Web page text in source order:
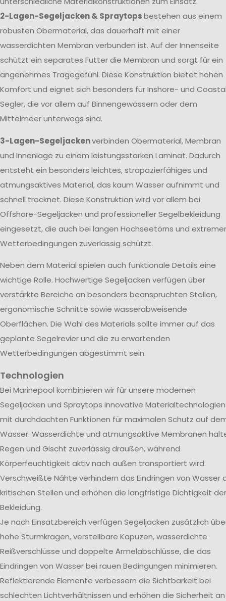
2-Lagen-Segeljacken & Spraytopsbestehen aus einem
robusten Obermaterial, das dauerhaft mit einer
wasserdichten Membran verbunden ist. Auf der Innenseite
schützt ein separates Futter die Membran und sorgt für ein
angenehmes Tragegefühl. Diese Konstruktion bietet hohen
Komfort und eignet sich besonders für Inshore- und
Segler, die vor allem auf Binnengewässern oder dem
Mittelmeer unterwegs sind.
3-Lagen-Segeljackenverbinden Obermaterial, Membran
und Innenlage zu einem leistungsstarken Laminat. Dadurch
entsteht ein besonders leichtes, strapazierfähiges und
atmungsaktives Material, das kaum Wasser aufnimmt und
schnell trocknet. Diese Konstruktion wird vor allem bei
Offshore-Segeljacken und professioneller Segelbekleidung
eingesetzt, die auch bei langen Hochseetörns und
Wetterbedingungen zuverlässig schützt.
Neben dem Material spielen auch funktionale Details eine
wichtige Rolle. Hochwertige Segeljacken verfügen über
verstärkte Bereiche an besonders beanspruchten Stellen,
ergonomische Schnitte sowie wasserabweisende
Oberflächen. Die Wahl des Materials sollte immer auf das
geplante Segelrevier und die zu erwartenden
Wetterbedingungen abgestimmt sein.
Technologien
Bei Marinepool kombinieren wir für unsere modernen
Segeljacken und Spraytops innovative Materialtechnologien
mit durchdachten Funktionen für maximalen Schutz auf
Wasser. Wasserdichte und atmungsaktive Membranen
Regen und Gischt zuverlässig draußen, während
Körperfeuchtigkeit aktiv nach außen transportiert wird.
Verschweißte Nähte verhindern das Eindringen von Wasser
kritischen Stellen und erhöhen die langfristige Dichtigkeit der
Bekleidung.
Je nach Einsatzbereich verfügen Segeljacken zusätzlich
hohe Sturmkragen, verstellbare Kapuzen, wasserdichte
Reißverschlüsse und doppelte Ärmelabschlüsse, die das
Eindringen von Wasser bei rauen Bedingungen minimieren.
Reflektierende Elemente verbessern die Sichtbarkeit bei
schlechten Lichtverhältnissen und erhöhen die Sicherheit an